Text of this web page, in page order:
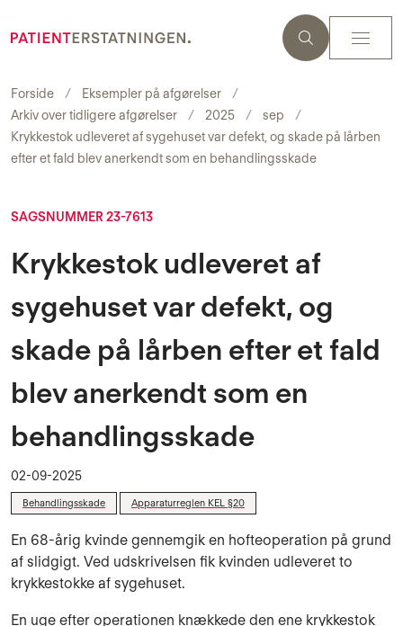
Forside
Eksempler på afgørelser
Arkiv over tidligere afgørelser
2025
sep
Krykkestok udleveret af sygehuset var defekt, og skade på lårben
efter et fald blev anerkendt som en behandlingsskade
SAGSNUMMER 23-7613
Krykkestok udleveret af
sygehuset var defekt, og
skade på lårben efter et fald
blev anerkendt som en
behandlingsskade
02-09-2025
Behandlingsskade Apparaturreglen KEL §20
En 68-årig kvinde gennemgik en hofteoperation på grund
af slidgigt. Ved udskrivelsen fik kvinden udleveret to
krykkestokke af sygehuset.
En uge efter operationen knækkede den ene krykkestok